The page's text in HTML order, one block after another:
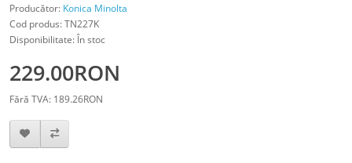
Producător: Konica Minolta
Cod produs: TN227K
Disponibilitate: În stoc
229.00RON
Fără TVA: 189.26RON